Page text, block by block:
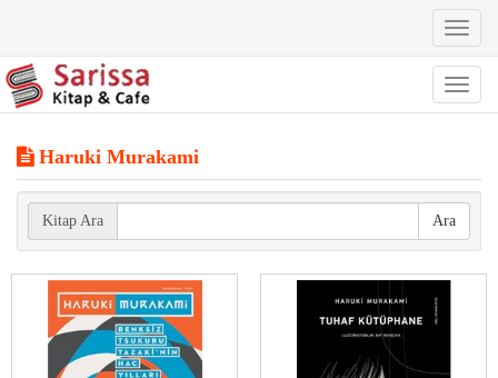
Toggle
Toggle
Haruki Murakami
Kitap Ara Ara